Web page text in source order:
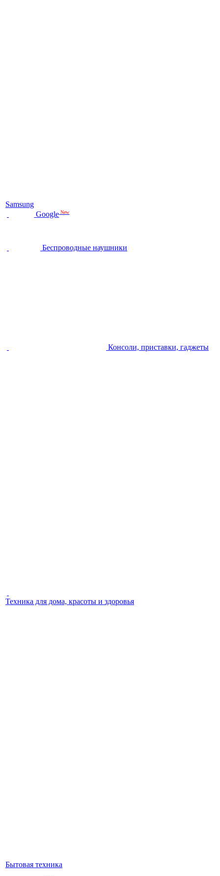
Samsung
Google New
Беспроводные наушники
Консоли, приставки, гаджеты
Техника для дома, красоты и здоровья
Бытовая техника